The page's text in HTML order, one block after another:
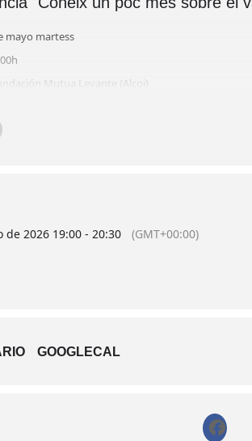
mayo martess
Mutua Levante (Alcoi)
hasta completar aforo
"Coneix un poc més sobre el vaig veure"
de 2026 19:00 - 20:30 (GMT+00:00)
GOOGLECAL